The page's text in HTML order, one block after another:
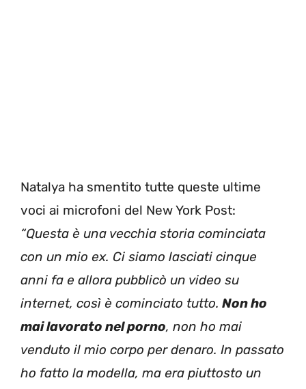
Natalya ha smentito tutte queste ultime
voci ai microfoni del New York Post:
“Questa è una vecchia storia cominciata
con un mio ex. Ci siamo lasciati cinque
anni fa e allora pubblicò un video su
internet, così è cominciato tutto. Non ho
mai lavorato nel porno, non ho mai
venduto il mio corpo per denaro. In passato
ho fatto la modella, ma era piuttosto un